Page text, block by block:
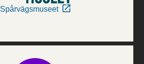
Spårvägsmuseet